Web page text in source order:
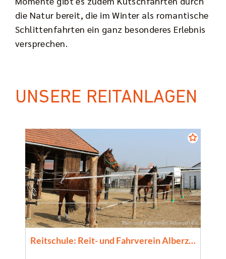
die Natur bereit, die im Winter als romantische
Schlittenfahrten ein ganz besonderes Erlebnis
versprechen.
UNSERE REITANLAGEN